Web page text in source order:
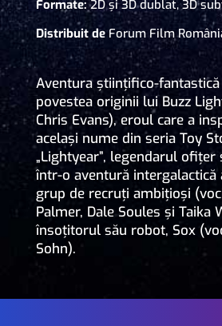
Formate:2D și 3D dublat, 3D
Distribuit deForum Film
Aventura științifico-fantastică
povestea originii lui Buzz
Chris Evans), eroul care a
același nume din seria Toy
„Lightyear”, legendarul
într-o aventură intergalactică
grup de recruți ambițioși
Palmer, Dale Soules și Taika
însoțitorul său robot, Sox
Sohn).